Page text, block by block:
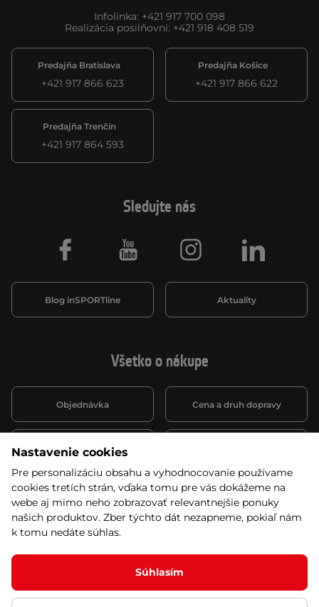
Infolinka: +421 917 700 098
Realizácia posilňovní: +421 918 408 519
Predajňa Bratislava
+421 917 866 623
Predajňa Košice
+421 917 866 622
Predajňa Trenčín
+421 917 864 593
Všetko o nákupe
Objednávka Cena a druh dopravy
Spôsob platby
Montáž a servis Reklamácie a záruka
Kariéra
Sledujte nás
Blog inSPORTline Aktuality
Facebook Youtube Instagram LinkedIn
Nastavenie cookies
Pre personalizáciu obsahu a vyhodnocovanie používame
cookies tretích strán, vďaka tomu pre vás dokážeme na
webe aj mimo neho zobrazovať relevantnejšie ponuky
našich produktov. Zber týchto dát nezapneme, pokiaľ nám
k tomu nedáte súhlas.
Súhlasím